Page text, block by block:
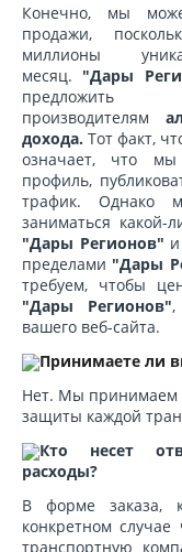
Конечно, мы
продажи,
миллионы
месяц. "Дары
производителям
дохода. Тот факт,
означает, что
профиль,
трафик. Однако
заниматься какой-
"Дары Регионов"
пределами "Дары
требуем, чтобы
"Дары Регионов",
вашего веб-сайта.
Принимаете ли
Нет. Мы принимаем
защиты каждой
Кто несет
расходы?
В форме заказа,
конкретном
транспортную